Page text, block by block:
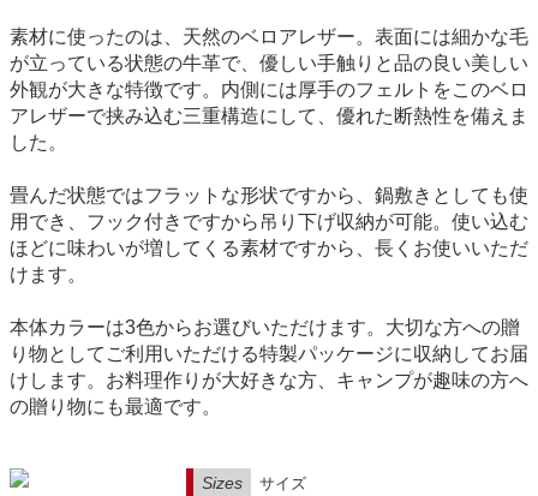
素材に使ったのは、天然のベロアレザー。表面には細かな毛
が立っている状態の牛革で、優しい手触りと品の良い美しい
外観が大きな特徴です。内側には厚手のフェルトをこのベロ
アレザーで挟み込む三重構造にして、優れた断熱性を備えま
した。
畳んだ状態ではフラットな形状ですから、鍋敷きとしても使
用でき、フック付きですから吊り下げ収納が可能。使い込む
ほどに味わいが増してくる素材ですから、長くお使いいただ
けます。
本体カラーは3色からお選びいただけます。大切な方への贈
り物としてご利用いただける特製パッケージに収納してお届
けします。お料理作りが大好きな方、キャンプが趣味の方へ
の贈り物にも最適です。
Sizes サイズ